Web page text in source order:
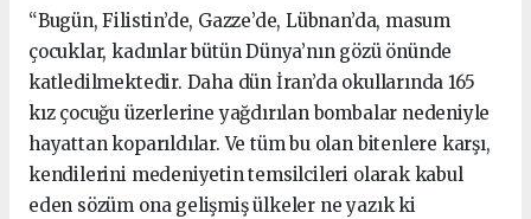
“Bugün, Filistin’de, Gazze’de, Lübnan’da, masum
çocuklar, kadınlar bütün Dünya’nın gözü önünde
katledilmektedir. Daha dün İran’da okullarında 165
kız çocuğu üzerlerine yağdırılan bombalar nedeniyle
hayattan koparıldılar. Ve tüm bu olan bitenlere karşı,
kendilerini medeniyetin temsilcileri olarak kabul
eden sözüm ona gelişmiş ülkeler ne yazık ki